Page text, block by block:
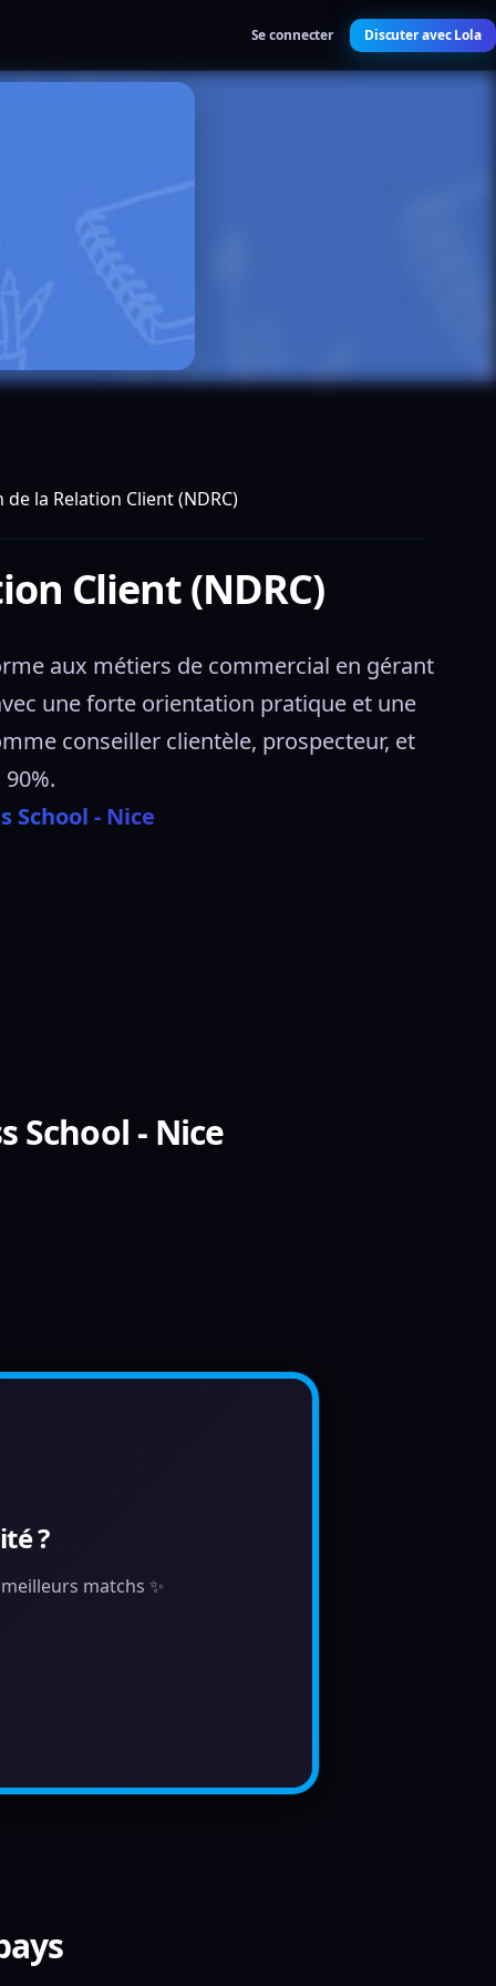
Se connecter Discuter avec Lola
la Relation Client (NDRC)
Client (NDRC)
aux métiers de commercial en gérant
une forte orientation pratique et une
conseiller clientèle, prospecteur, et
School - Nice
School - Nice
?
matchs ✨